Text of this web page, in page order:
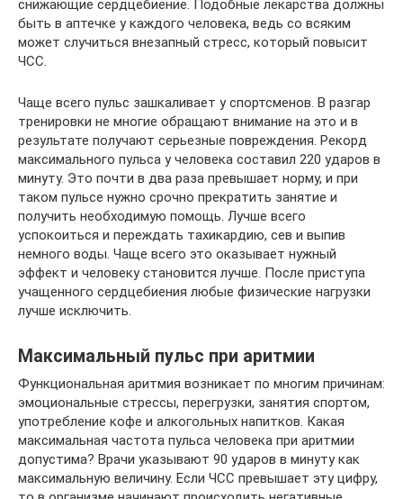
снижающие сердцебиение. Подобные лекарства должны
быть в аптечке у каждого человека, ведь со всяким
может случиться внезапный стресс, который повысит
ЧСС.
Чаще всего пульс зашкаливает у спортсменов. В разгар
тренировки не многие обращают внимание на это и в
результате получают серьезные повреждения. Рекорд
максимального пульса у человека составил 220 ударов в
минуту. Это почти в два раза превышает норму, и при
таком пульсе нужно срочно прекратить занятие и
получить необходимую помощь. Лучше всего
успокоиться и переждать тахикардию, сев и выпив
немного воды. Чаще всего это оказывает нужный
эффект и человеку становится лучше. После приступа
учащенного сердцебиения любые физические нагрузки
лучше исключить.
Максимальный пульс при аритмии
Функциональная аритмия возникает по многим причинам:
эмоциональные стрессы, перегрузки, занятия спортом,
употребление кофе и алкогольных напитков. Какая
максимальная частота пульса человека при аритмии
допустима? Врачи указывают 90 ударов в минуту как
максимальную величину. Если ЧСС превышает эту цифру,